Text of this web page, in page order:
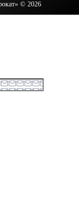
© 2026